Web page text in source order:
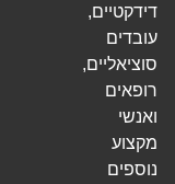
דידקטיים,
עובדים
סוציאליים,
רופאים
ואנשי
מקצוע
נוספים